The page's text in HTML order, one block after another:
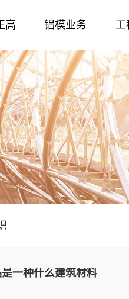
高
业、与时俱
道道技术
铝模业务 工
推动更加快
质更高，更绿
闻，欢迎您的
一种什么建筑材料